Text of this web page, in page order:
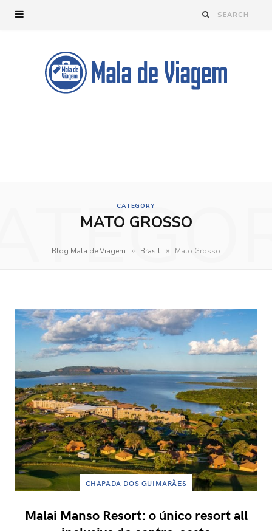
CATEGORY
MATO GROSSO
Blog Mala de Viagem » Brasil » Mato Grosso
CHAPADA DOS GUIMARÃES
Malai Manso Resort: o único resort all